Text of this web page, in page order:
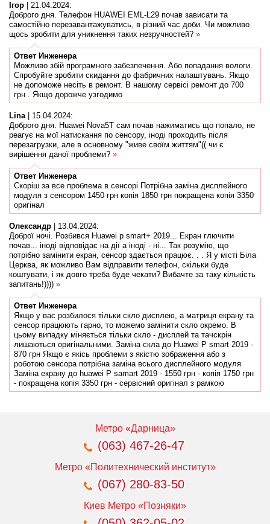
Ігор 21.04.2024:
Доброго дня. Телефон HUAWEI EML-L29 почав зависати та
самостійно перезавантажуватись, в різний час доби. Чи можливо
щось зробити для уникнення таких незручностей? »
Ответ Инженера
Можливо збій програмного забезпечення. Або попадання вологи.
Спробуйте зробити скидання до фабричних налаштувань. Якщо
не допоможе несіть в ремонт. В нашому сервісі ремонт до 700
грн . Якщо дорожче узгодимо
Lina| 15.04.2024:
Доброго дня. Huawei Nova5T сам почав нажиматись що попало, не
реагує на мої натискання по сенсору, іноді проходить після
перезагрузки, але в основному "живе своїм життям"(( чи є
вирішення даної проблеми? »
Ответ Инженера
Скоріш за все проблема в сенсорі Потрібна заміна дисплейного
модуля з сенсором 1450 грн копія 1850 грн покращена копія 3350
оригінал
Олександр 13.04.2024:
Доброї ночі. Розбився Huawei p smart+ 2019... Екран глючити
почав... іноді відповідає на дії а іноді - ні... Так розумію, що
потрібно замінити екран, сенсор здається працює. . . Я у місті Біла
Церква, як можливо Вам відправити телефон, скільки буде
коштувати, і як довго треба буде чекати? Вибачте за таку кількість
запитань!)))) »
Ответ Инженера
Якщо у вас розбилося тільки скло дисплею, а матриця екрану та
сенсор працюють гарно, то можемо замінити скло окремо. В
цьому випадку міняється тільки скло - дисплей та тачскрін
лишаються оригінальними. Заміна скла до Huawei P smart 2019 -
870 грн Якщо є якісь проблеми з якістю зображення або з
роботою сенсора потрібна заміна всього дисплейного модуля
Заміна екрану до huawei P samart 2019 - 1550 грн - копія 1750 грн
- покращена копія 3350 грн - сервісний оригінал з рамкою
Метро «Дарница»
(063) 467-26-47
Метро «Политехнический институт»
(067) 280-83-50
Киев Метро «Позняки»